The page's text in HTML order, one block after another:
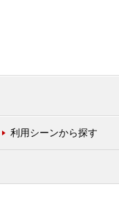
利用シーンから探す